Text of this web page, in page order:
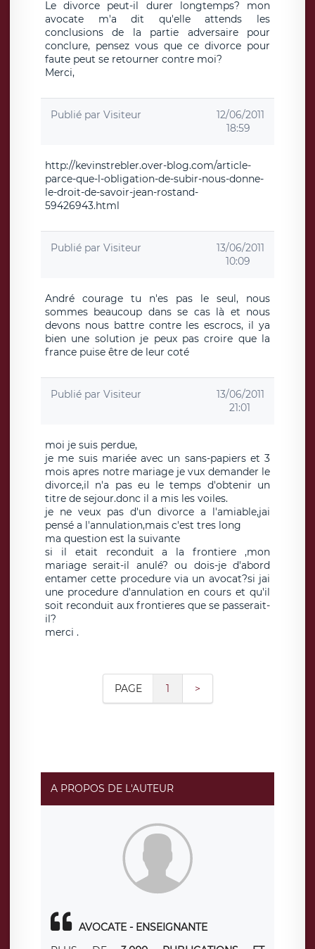
Le divorce peut-il durer longtemps? mon
avocate m'a dit qu'elle attends les
conclusions de la partie adversaire pour
conclure, pensez vous que ce divorce pour
faute peut se retourner contre moi?
Merci,
Publié par Visiteur
12/06/2011
18:59
http://kevinstrebler.over-blog.com/article-
parce-que-l-obligation-de-subir-nous-donne-
le-droit-de-savoir-jean-rostand-
59426943.html
Publié par Visiteur
13/06/2011
10:09
André courage tu n'es pas le seul, nous
sommes beaucoup dans se cas là et nous
devons nous battre contre les escrocs, il ya
bien une solution je peux pas croire que la
france puise être de leur coté
Publié par Visiteur
13/06/2011
21:01
moi je suis perdue,
je me suis mariée avec un sans-papiers et 3
mois apres notre mariage je vux demander le
divorce,il n'a pas eu le temps d'obtenir un
titre de sejour.donc il a mis les voiles.
je ne veux pas d'un divorce a l'amiable,jai
pensé a l'annulation,mais c'est tres long
ma question est la suivante
si il etait reconduit a la frontiere ,mon
mariage serait-il anulé? ou dois-je d'abord
entamer cette procedure via un avocat?si jai
une procedure d'annulation en cours et qu'il
soit reconduit aux frontieres que se passerait-
il?
merci .
PAGE 1 >
A PROPOS DE L'AUTEUR
AVOCATE - ENSEIGNANTE